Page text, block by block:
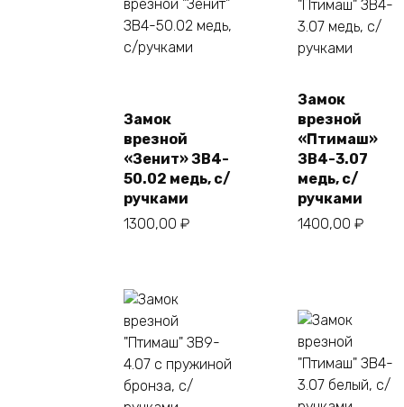
Замок
врезной
«Зенит» ЗВ4-
50.02 медь, с/
ручками
1300,00 ₽
Замок
врезной
«Птимаш»
ЗВ4-3.07
медь, с/
ручками
1400,00 ₽